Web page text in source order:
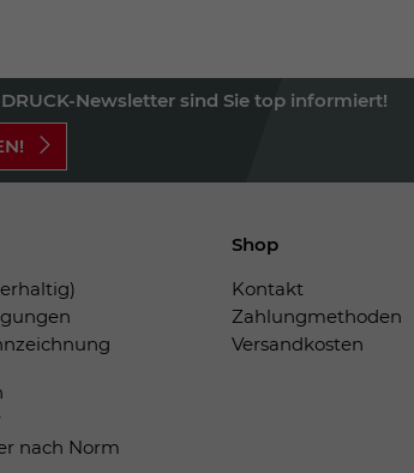
Newsletter sind Sie top informiert!
nach Norm
Shop
Kontakt
Zahlungmethoden
Versandkosten